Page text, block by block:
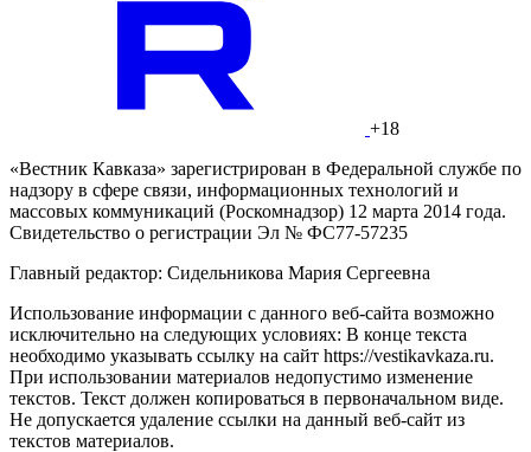
+18
«Вестник Кавказа» зарегистрирован в Федеральной службе по
надзору в сфере связи, информационных технологий и
массовых коммуникаций (Роскомнадзор) 12 марта 2014 года.
Свидетельство о регистрации Эл № ФС77-57235
Главный редактор: Сидельникова Мария Сергеевна
Использование информации с данного веб-сайта возможно
исключительно на следующих условиях: В конце текста
необходимо указывать ссылку на сайт https://vestikavkaza.ru.
При использовании материалов недопустимо изменение
текстов. Текст должен копироваться в первоначальном виде.
Не допускается удаление ссылки на данный веб-сайт из
текстов материалов.